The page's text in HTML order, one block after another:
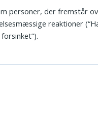
personer, der fremstår
reaktioner